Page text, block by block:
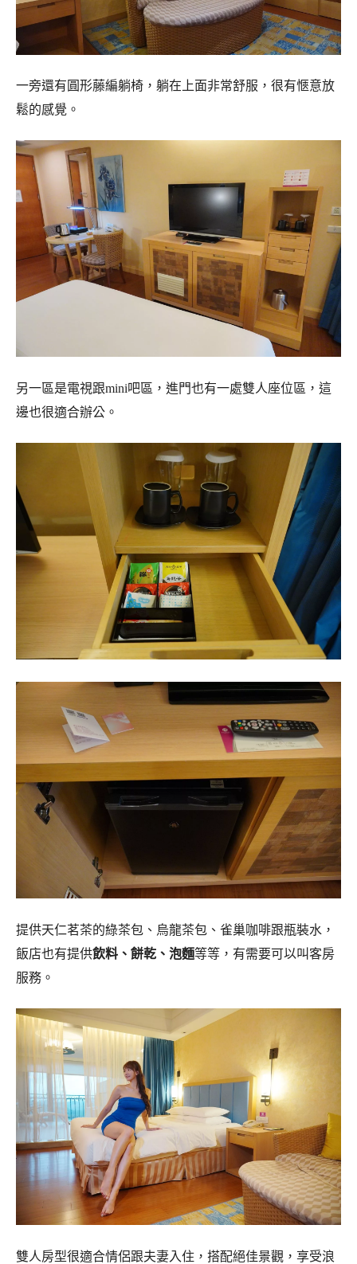
一旁還有圓形藤編躺椅，躺在上面非常舒服，很有愜意放
鬆的感覺。
另一區是電視跟mini吧區，進門也有一處雙人座位區，這
邊也很適合辦公。
提供天仁茗茶的綠茶包、烏龍茶包、雀巢咖啡跟瓶裝水，
飯店也有提供飲料、餅乾、泡麵等等，有需要可以叫客房
服務。
雙人房型很適合情侶跟夫妻入住，搭配絕佳景觀，享受浪